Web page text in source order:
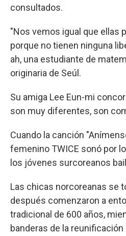
consultados.
"Nos vemos igual que ellas
porque no tienen ninguna
ah, una estudiante de
originaria de Seúl.
Su amiga Lee Eun-mi
son muy diferentes, son
Cuando la canción
femenino TWICE sonó por
los jóvenes surcoreanos
Las chicas norcoreanas se
después comenzaron a
tradicional de 600 años,
banderas de la